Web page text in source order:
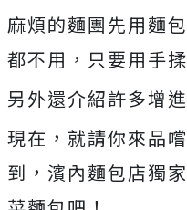
麻煩的麵團先用麵
都不用，只要用手
另外還介紹許多增
現在，就請你來品
到，濱內麵包店獨